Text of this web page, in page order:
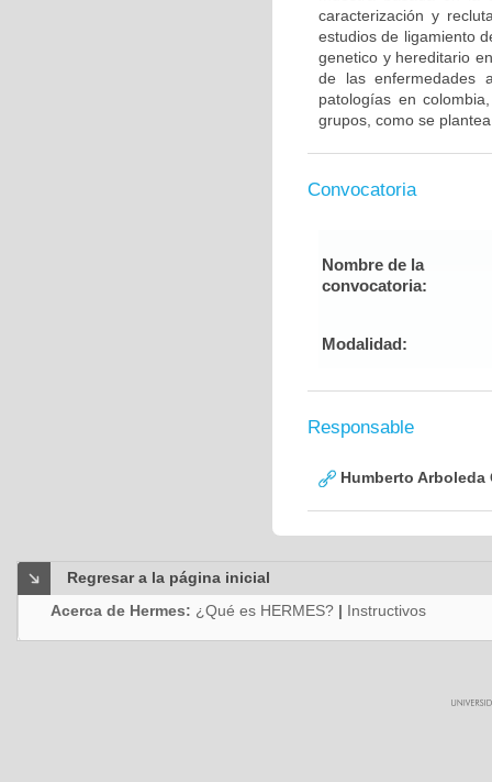
caracterización y
estudios de ligamiento
genetico y hereditario
de las enfermedades
patologías en
grupos, como se
Convocatoria
Nombre de la
convocatoria:
Modalidad:
Responsable
Humberto Arboleda
Regresar a la página inicial
Acerca de Hermes: ¿Qué es HERMES? | Instructivos